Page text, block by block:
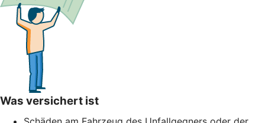
Was versichert ist